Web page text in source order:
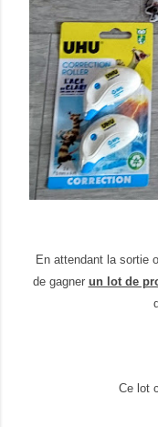
En attendant la sortie
de gagner un lot de
Ce lot